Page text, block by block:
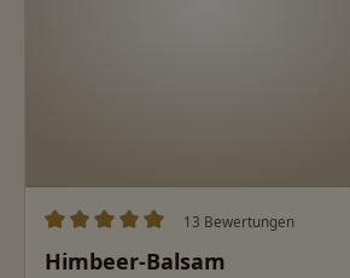
Durchschnittliche Bewertung von
13 Bewertungen
Himbeer-Balsam